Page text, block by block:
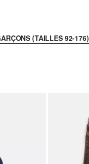
(TAILLES 92-176)